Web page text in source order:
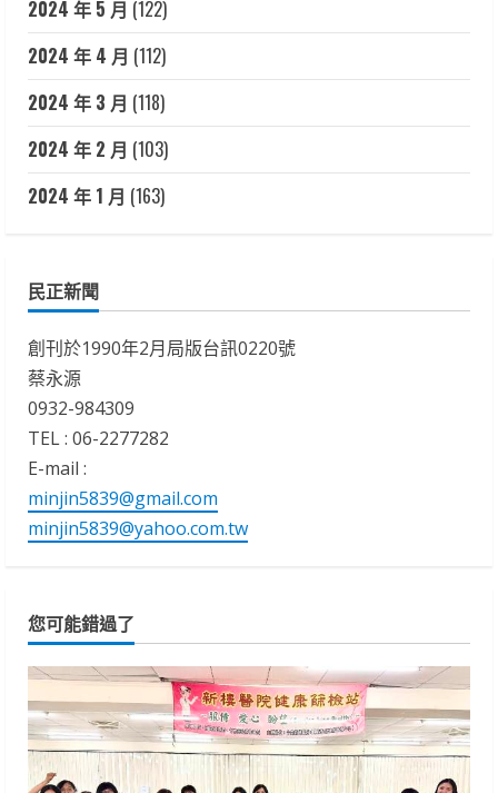
2024 年 5 月 (122)
2024 年 4 月 (112)
2024 年 3 月 (118)
2024 年 2 月 (103)
2024 年 1 月 (163)
民正新聞
創刊於1990年2月局版台訊0220號
蔡永源
0932-984309
TEL : 06-2277282
E-mail :
minjin5839@gmail.com
minjin5839@yahoo.com.tw
您可能錯過了